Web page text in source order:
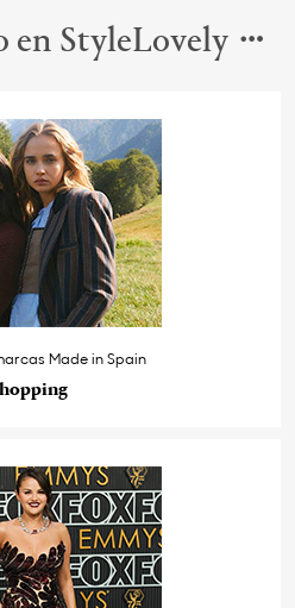
en StyleLovely
Made in Spain